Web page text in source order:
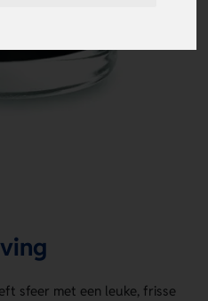
sfeer met een leuke, frisse